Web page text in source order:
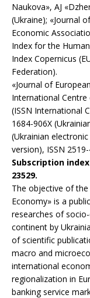
Naukova», AJ
(Ukraine); «Journal
Economic
Index for the
Index Copernicus
Federation).
«Journal of
International
(ISSN International
1684-906X
(Ukrainian
version), ISSN
Subscription
23529.
The objective of
Economy» is a
researches of
continent by
of scientific
macro and
international
regionalization in
banking service